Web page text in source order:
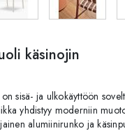
käsinojin
sisä- ja ulkokäyttöön
yhdistyy moderniin
alumiinirunko ja